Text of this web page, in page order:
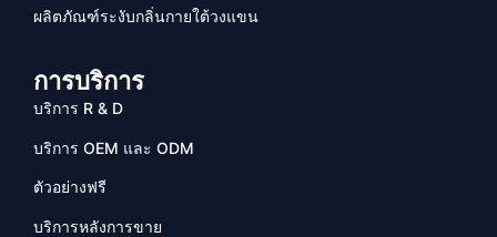
ผลิตภัณฑ์ระงับกลิ่นกายใต้วงแขน
การบริการ
บริการ R & D
บริการ OEM และ ODM
ตัวอย่างฟรี
บริการหลังการขาย